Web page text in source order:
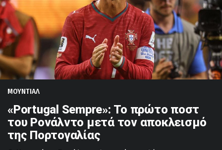
ΜΟΥΝΤΙΑΛ
«Portugal Sempre»: Το πρώτο ποστ
του Ρονάλντο μετά τον αποκλεισμό
της Πορτογαλίας